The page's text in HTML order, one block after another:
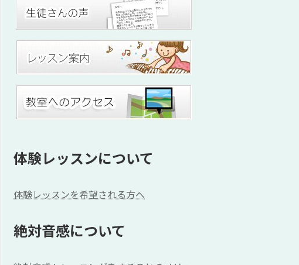
体験レッスンについて
体験レッスンを希望される方へ
絶対音感について